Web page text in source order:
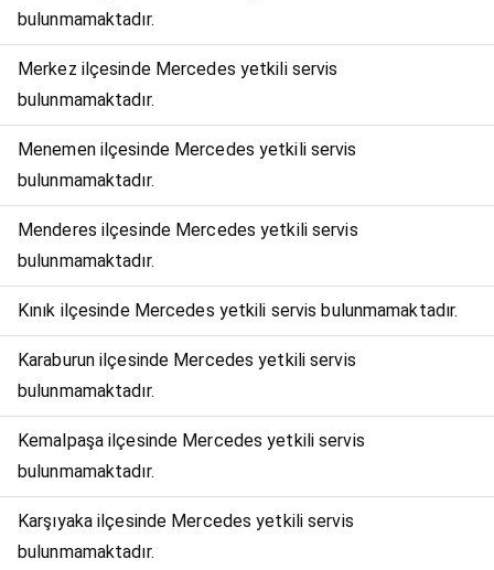
bulunmamaktadır.
Merkez ilçesinde Mercedes yetkili servis
bulunmamaktadır.
Menemen ilçesinde Mercedes yetkili servis
bulunmamaktadır.
Menderes ilçesinde Mercedes yetkili servis
bulunmamaktadır.
Kınık ilçesinde Mercedes yetkili servis bulunmamaktadır.
Karaburun ilçesinde Mercedes yetkili servis
bulunmamaktadır.
Kemalpaşa ilçesinde Mercedes yetkili servis
bulunmamaktadır.
Karşıyaka ilçesinde Mercedes yetkili servis
bulunmamaktadır.